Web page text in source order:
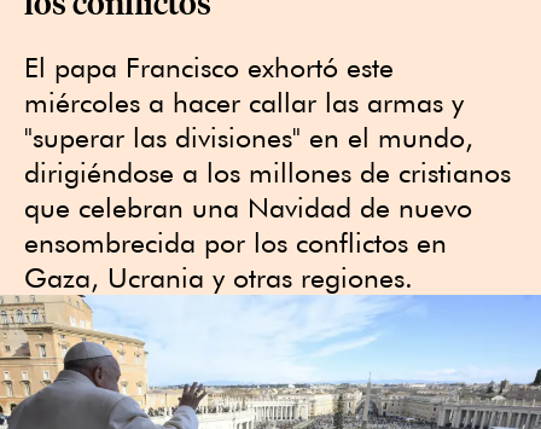
El papa Francisco exhortó este
miércoles a hacer callar las armas y
"superar las divisiones" en el mundo,
dirigiéndose a los millones de cristianos
que celebran una Navidad de nuevo
ensombrecida por los conflictos en
Gaza, Ucrania y otras regiones.